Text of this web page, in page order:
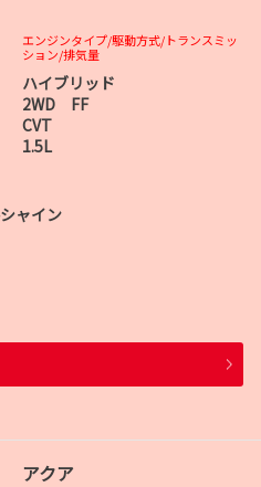
エンジンタイプ/駆動方式/トランスミッ
ション/排気量
ハイブリッド
2WD FF
CVT
1.5L
ャイン
アクア